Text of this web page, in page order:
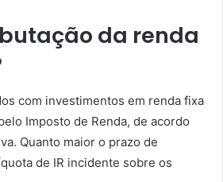
da renda
com investimentos em renda fixa
Imposto de Renda, de acordo
Quanto maior o prazo de
de IR incidente sobre os